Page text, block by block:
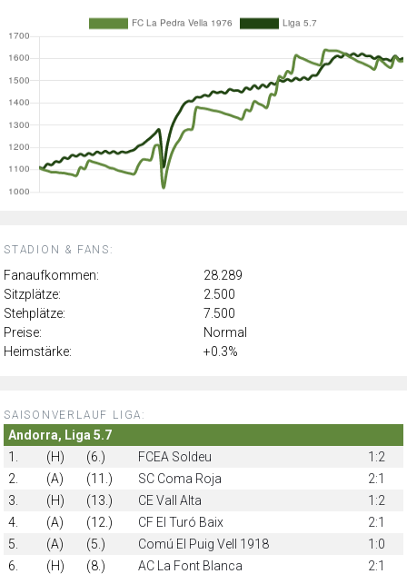
STADION & FANS:
Fanaufkommen:
28.289
Sitzplätze:
2.500
Stehplätze:
7.500
Preise:
Normal
Heimstärke:
+0.3%
SAISONVERLAUF LIGA:
Andorra, Liga 5.7
1.
(H) (6.) FCEA Soldeu
1:2
2.
(A) (11.) SC Coma Roja
2:1
3.
(H) (13.) CE Vall Alta
1:2
4.
(A) (12.) CF El Turó Baix
2:1
5.
(A) (5.) Comú El Puig Vell 1918
1:0
6.
(H) (8.) AC La Font Blanca
2:1